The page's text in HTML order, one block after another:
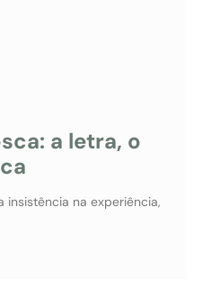
a letra, o
na experiência,